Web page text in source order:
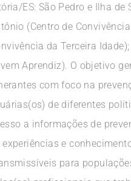
ES: São Pedro e Ilha
(Centro de
da Terceira
Aprendiz). O objetivo
com foco na
de diferentes
a informações de
experiências e
para